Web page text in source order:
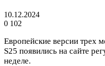
10.12.2024
0 102
Европейские версии трех
S25 появились на сайте
неделе.